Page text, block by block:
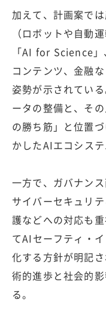
加えて、計画案で
（ロボットや自動
「AI for Science」
コンテンツ、金融
姿勢が示されてい
ータの整備と、そ
の勝ち筋」と位置
かしたAIエコシス
一方で、ガバナン
サイバーセキュリ
護などへの対応も
てAIセーフティ・
化する方針が明記
術的進歩と社会的
る。